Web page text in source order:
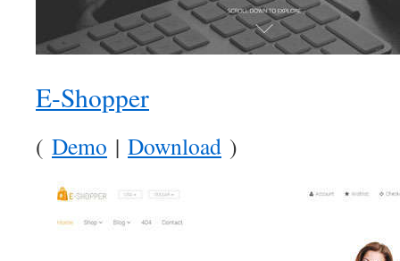
E-Shopper
( Demo | Download )